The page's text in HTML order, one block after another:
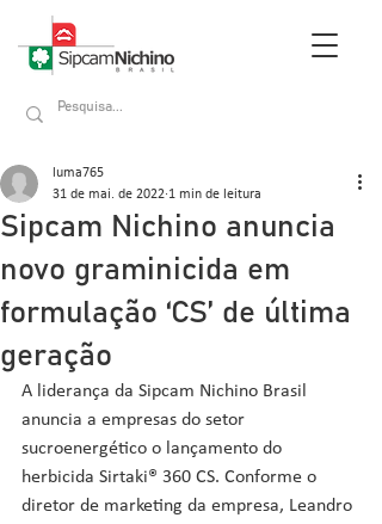
Sipcam Nichino anuncia
novo graminicida em
formulação ‘CS’ de última
geração
luma765
31 de mai. de 2022 1 min de leitura
A liderança da Sipcam Nichino Brasil
anuncia a empresas do setor
sucroenergético o lançamento do
herbicida Sirtaki® 360 CS. Conforme o
diretor de marketing da empresa, Leandro